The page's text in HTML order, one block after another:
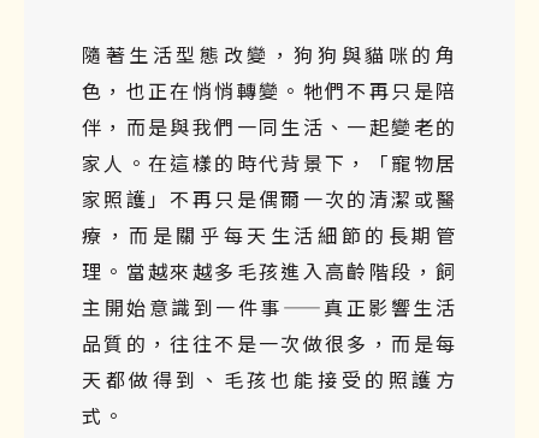
隨著生活型態改變，狗狗與貓咪的角
色，也正在悄悄轉變。牠們不再只是陪
伴，而是與我們一同生活、一起變老的
家人。在這樣的時代背景下，「寵物居
家照護」不再只是偶爾一次的清潔或醫
療，而是關乎每天生活細節的長期管
理。當越來越多毛孩進入高齡階段，飼
主開始意識到一件事——真正影響生活
品質的，往往不是一次做很多，而是每
天都做得到、毛孩也能接受的照護方
式。